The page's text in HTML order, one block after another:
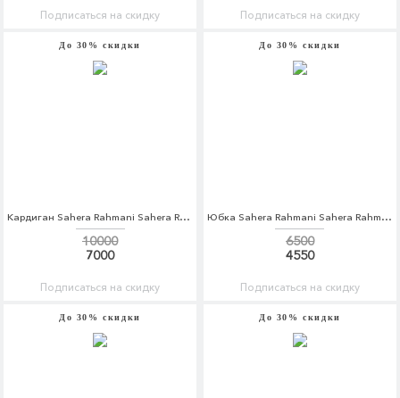
Подписаться на скидку Подписаться на скидку
До 30% скидки
Кардиган Sahera Rahmani Sahera Rahmani MP002XW1AVAA
10000
7000
Подписаться на скидку
До 30% скидки
Юбка Sahera Rahmani Sahera Rahmani MP002XW1AVAM
6500
4550
Подписаться на скидку
До 30% скидки До 30% скидки